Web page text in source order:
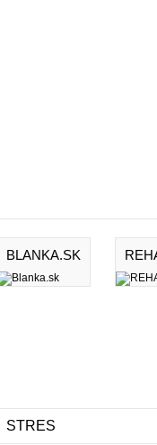
BLANKA.SK
STRES